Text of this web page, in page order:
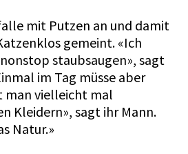
mit Putzen an und damit
gemeint. «Ich
staubsaugen», sagt
im Tag müsse aber
man vielleicht mal
Kleidern», sagt ihr Mann.
Natur.»